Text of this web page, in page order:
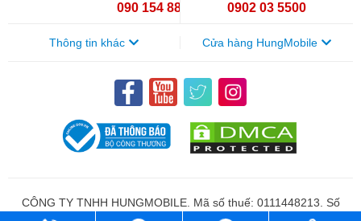
090 154 8866
0902 03 5500
Thông tin khác Cửa hàng HungMobile
CÔNG TY TNHH HUNGMOBILE. Mã số thuế: 0111448213. Số